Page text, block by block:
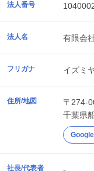
法人番号
法人名 有限会
フリガナ イズミ
住所/地図
〒274-
千葉県
社長/代表者